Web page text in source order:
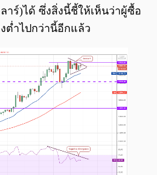
าร์)ได้ ซึ่งสิ่งนี้ชี้ให้เห็นว่าผู้ซื้อ
ต่ำไปกว่านี้อีกแล้ว